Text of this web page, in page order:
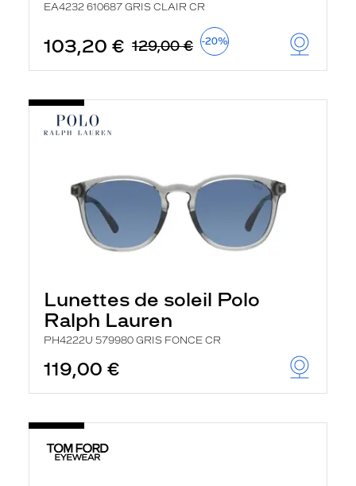
EA4232 610687 GRIS CLAIR CR
103,20 € 129,00 € -20%
Lunettes de soleil Polo
Ralph Lauren
PH4222U 579980 GRIS FONCE CR
119,00 €